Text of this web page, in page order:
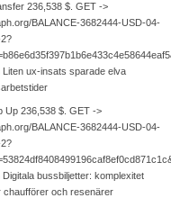
236,538 $. GET ->
BALANCE-3682444-USD-04-
Liten ux-insats sparade elva
Up 236,538 $. GET ->
BALANCE-3682444-USD-04-
Digitala bussbiljetter: komplexitet
chaufförer och resenärer